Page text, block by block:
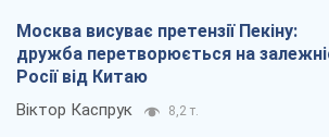
Москва висуває претензії Пекіну:
дружба перетворюється на
Росії від Китаю
Віктор Каспрук 8,2 т.